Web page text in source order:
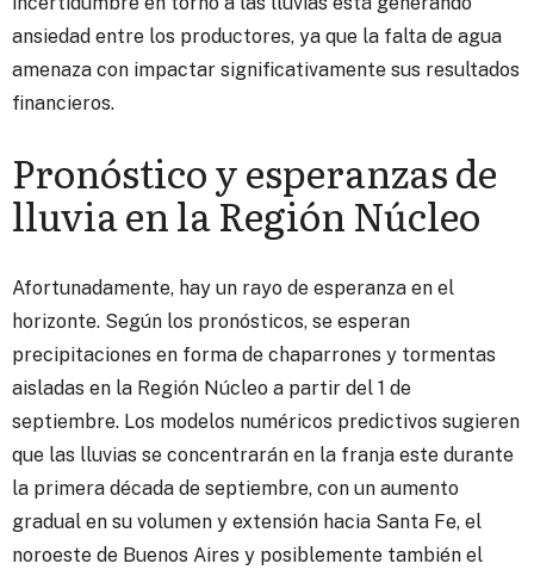
ansiedad entre los productores, ya que la falta de agua
amenaza con impactar significativamente sus resultados
financieros.
Pronóstico y esperanzas de
lluvia en la Región Núcleo
Afortunadamente, hay un rayo de esperanza en el
horizonte. Según los pronósticos, se esperan
precipitaciones en forma de chaparrones y tormentas
aisladas en la Región Núcleo a partir del 1 de
septiembre. Los modelos numéricos predictivos sugieren
que las lluvias se concentrarán en la franja este durante
la primera década de septiembre, con un aumento
gradual en su volumen y extensión hacia Santa Fe, el
noroeste de Buenos Aires y posiblemente también el